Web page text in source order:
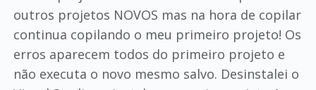
outros projetos NOVOS mas na hora de copilar
continua copilando o meu primeiro projeto! Os
erros aparecem todos do primeiro projeto e
não executa o novo mesmo salvo. Desinstalei o